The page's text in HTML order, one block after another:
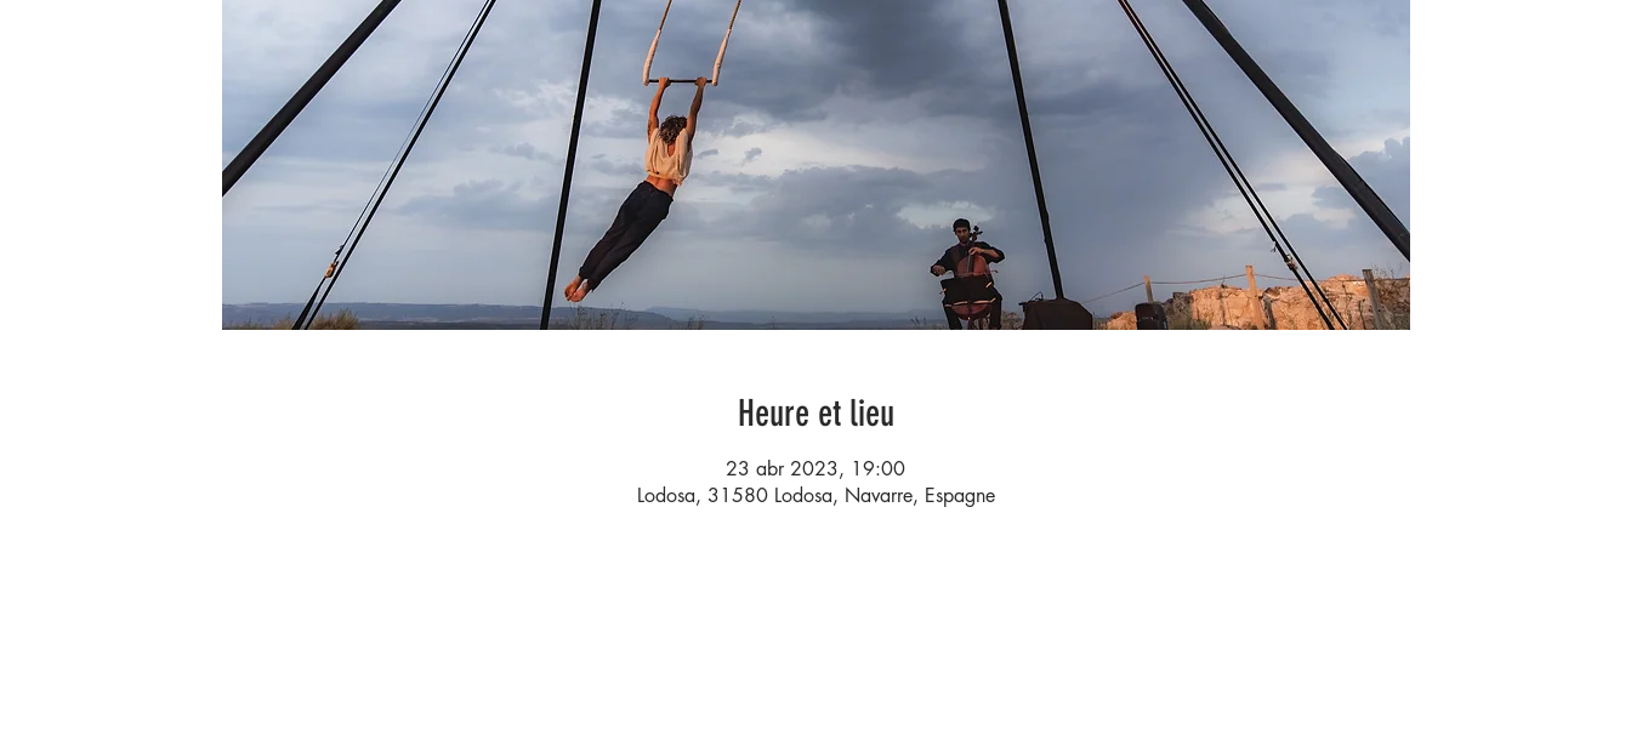
Heure et lieu
23 abr 2023, 19:00
Lodosa, 31580 Lodosa, Navarre, Espagne